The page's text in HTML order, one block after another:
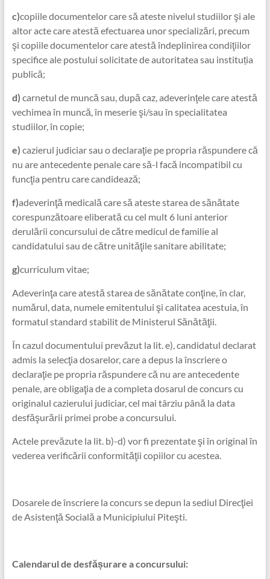
c)copiile documentelor care să ateste nivelul studiilor şi ale
altor acte care atestă efectuarea unor specializări, precum
şi copiile documentelor care atestă îndeplinirea condiţiilor
specifice ale postului solicitate de autoritatea sau instituția
publică;
d) carnetul de muncă sau, după caz, adeverinţele care atestă
vechimea în muncă, în meserie şi/sau în specialitatea
studiilor, în copie;
e) cazierul judiciar sau o declaraţie pe propria răspundere că
nu are antecedente penale care să-l facă incompatibil cu
funcţia pentru care candidează;
f)adeverinţă medicală care să ateste starea de sănătate
corespunzătoare eliberată cu cel mult 6 luni anterior
derulării concursului de către medicul de familie al
candidatului sau de către unităţile sanitare abilitate;
g)curriculum vitae;
Adeverinţa care atestă starea de sănătate conţine, în clar,
numărul, data, numele emitentului şi calitatea acestuia, în
formatul standard stabilit de Ministerul Sănătăţii.
În cazul documentului prevăzut la lit. e), candidatul declarat
admis la selecţia dosarelor, care a depus la înscriere o
declaraţie pe propria răspundere că nu are antecedente
penale, are obligaţia de a completa dosarul de concurs cu
originalul cazierului judiciar, cel mai târziu până la data
desfăşurării primei probe a concursului.
Actele prevăzute la lit. b)-d) vor fi prezentate şi în original în
vederea verificării conformităţii copiilor cu acestea.
Dosarele de înscriere la concurs se depun la sediul Direcţiei
de Asistenţă Socială a Municipiului Piteşti.
Calendarul de desfășurare a concursului: